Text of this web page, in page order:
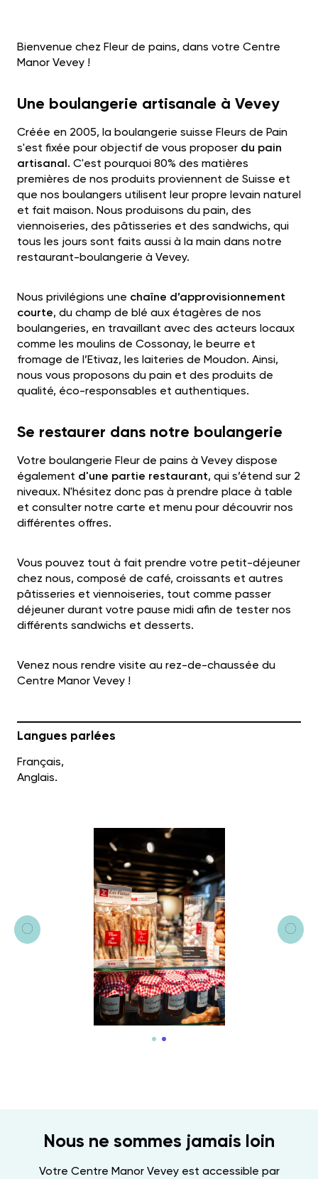
Langues parlées
Français,
Anglais.
Bienvenue chez Fleur de pains, dans votre Centre
Manor Vevey !
Une boulangerie artisanale à Vevey
Créée en 2005, la boulangerie suisse Fleurs de Pain
s'est fixée pour objectif de vous proposer du pain
artisanal. C'est pourquoi 80% des matières
premières de nos produits proviennent de Suisse et
que nos boulangers utilisent leur propre levain naturel
et fait maison. Nous produisons du pain, des
viennoiseries, des pâtisseries et des sandwichs, qui
tous les jours sont faits aussi à la main dans notre
restaurant-boulangerie à Vevey.
Nous privilégions une chaîne d’approvisionnement
courte, du champ de blé aux étagères de nos
boulangeries, en travaillant avec des acteurs locaux
comme les moulins de Cossonay, le beurre et
fromage de l’Etivaz, les laiteries de Moudon. Ainsi,
nous vous proposons du pain et des produits de
qualité, éco-responsables et authentiques.
Se restaurer dans notre boulangerie
Votre boulangerie Fleur de pains à Vevey dispose
également d'une partie restaurant, qui s’étend sur 2
niveaux. N'hésitez donc pas à prendre place à table
et consulter notre carte et menu pour découvrir nos
différentes offres.
Vous pouvez tout à fait prendre votre petit-déjeuner
chez nous, composé de café, croissants et autres
pâtisseries et viennoiseries, tout comme passer
déjeuner durant votre pause midi afin de tester nos
différents sandwichs et desserts.
Venez nous rendre visite au rez-de-chaussée du
Centre Manor Vevey !
Nous ne sommes jamais loin
Votre Centre Manor Vevey est accessible par